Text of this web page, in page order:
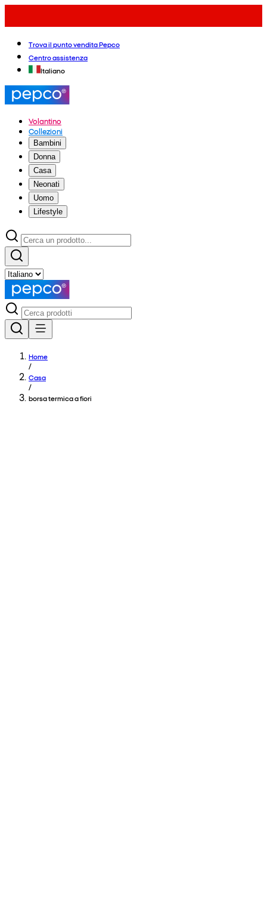
Trova il punto vendita Pepco
Centro assistenza
Italiano
Volantino
Collezioni
Bambini
Donna
Casa
Neonati
Uomo
Lifestyle
Home
/
Casa
/
borsa termica a fiori